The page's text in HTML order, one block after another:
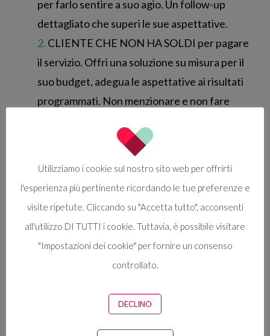
per farlo sentire a suo agio. Un follow-up
dettagliato che superi le sue aspettative.
CLIENTE CHE NON HA SOLDI per pagare
il servizio. Offri una soluzione su misura per il
suo budget, adegua le aspettative ai risultati
programmati. Non menzionare e non fare
cliente, ma giustifica il rapporto tra qualità e
RIFIUTA RICHIESTE SPECIFICHE.
Rifiutare è permesso, ma sempre in modo
positivo! “Mi
farlo. Tuttavia,
dovremmo farlo in questo modo, alla luce dei
vantaggi
che ne avrebbe (il nome
IMPOSSIBILITÀ DI OFFRIRE IL SERVIZIO
a causa di limiti reali e concreti da parte tua.
Usa il punto 3.
Utilizziamo i cookie sul nostro sito web per offrirti
l'esperienza più pertinente ricordando le tue preferenze e
visite ripetute. Cliccando su "Accetta tutto", acconsenti
all'utilizzo DI TUTTI i cookie. Tuttavia, è possibile visitare
"Impostazioni dei cookie" per fornire un consenso
controllato.
DECLINO